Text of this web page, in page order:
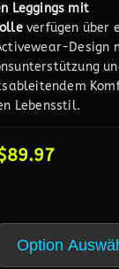
Leggings mit
verfügen über
Design
Lebensstil.
89.97